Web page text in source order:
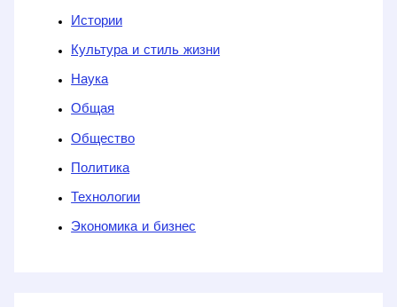
Истории
Культура и стиль жизни
Наука
Общая
Общество
Политика
Технологии
Экономика и бизнес